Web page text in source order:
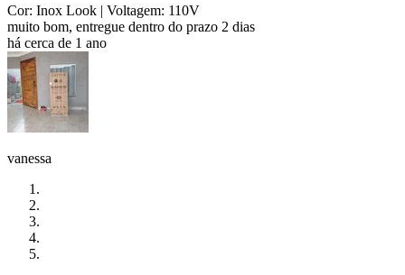
Cor: Inox Look | Voltagem: 110V
muito bom, entregue dentro do prazo 2 dias
há cerca de 1 ano
vanessa